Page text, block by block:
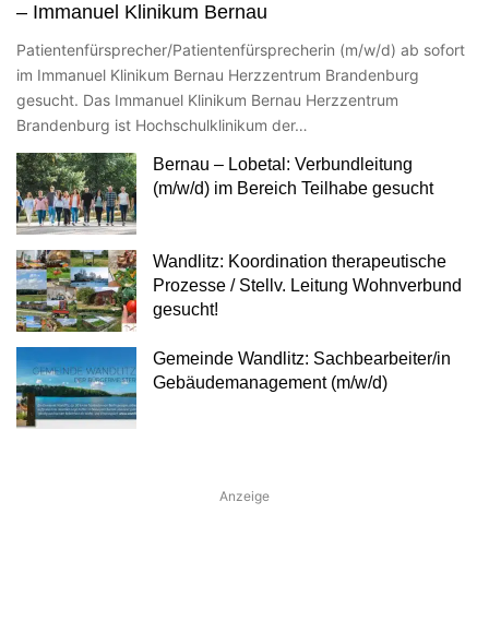
– Immanuel Klinikum Bernau
Patientenfürsprecher/Patientenfürsprecherin (m/w/d) ab sofort
im Immanuel Klinikum Bernau Herzzentrum Brandenburg
gesucht. Das Immanuel Klinikum Bernau Herzzentrum
Brandenburg ist Hochschulklinikum der…
Bernau – Lobetal: Verbundleitung
(m/w/d) im Bereich Teilhabe gesucht
Wandlitz: Koordination therapeutische
Prozesse / Stellv. Leitung Wohnverbund
gesucht!
Gemeinde Wandlitz: Sachbearbeiter/in
Gebäudemanagement (m/w/d)
Anzeige